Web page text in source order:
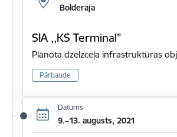
Bolderāja
SIA ,,KS Terminal”
Plānota dzelzceļa infrastruktūras
Pārbaude
Datums
9.–13. augusts, 2021